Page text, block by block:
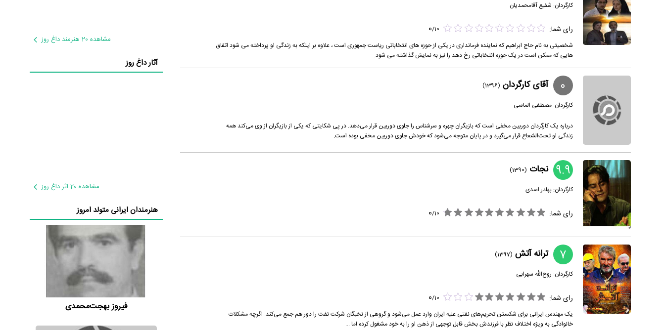
کارگردان: شفیع آقامحمدیان
رای شما: 0/10
شخصیتی به نام حاج ابراهیم که نماینده فرمانداری در یکی از حوزه های انتخاباتی ریاست جمهوری است ، علاوه بر اینکه به زندگی او پرداخته می شود اتفاق
هایی که ممکن است در یک حوزه انتخاباتی رخ دهد را نیز به نمایش گذاشته می شود.
0 آقای کارگردان (1396)
کارگردان:مصطفی الماسی
درباره یک کارگردان دوربین مخفی است که بازیگران چهره و سرشناس را جلوی دوربین قرار می‌دهد. در پی شکایتی که یکی از بازیگران از وی می‌کند همه
زندگی او تحت‌الشعاع قرار می‌گیرد و در پایان متوجه می‌شود که خودش جلوی دوربین مخفی بوده است.
9.9 نجات (1390)
کارگردان:بهادر اسدی
رای شما: 0/10
7 ترانه آتش (1397)
کارگردان: روح‌الله سهرابی
رای شما: 0/10
یک مهندس ایرانی برای شکستن تحریم‌های نفتی علیه ایران وارد عمل می‌شود و گروهی از نخبگان شرکت نفت را دور هم جمع می‌کند. اگرچه مشکلات
خانوادگی به ویژه اختلاف نظر با فرزندش بخش قابل توجهی از ذهن او را به خود مشغول کرده اما ...
مشاهده 20 هنرمند داغ روز
آثار داغ روز
مشاهده 20 اثر داغ روز
هنرمندان ایرانی متولد امروز
فیروز بهجت‌محمدی